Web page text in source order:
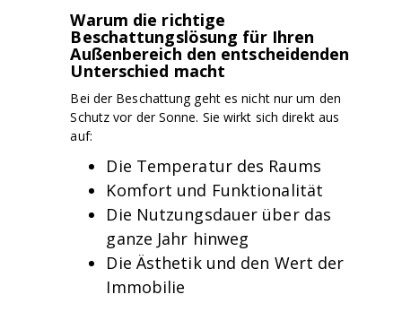
Warum die richtige
Beschattungslösung für Ihren
Außenbereich den entscheidenden
Unterschied macht
Bei der Beschattung geht es nicht nur um den
Schutz vor der Sonne. Sie wirkt sich direkt aus
auf:
Die Temperatur des Raums
Komfort und Funktionalität
Die Nutzungsdauer über das
ganze Jahr hinweg
Die Ästhetik und den Wert der
Immobilie